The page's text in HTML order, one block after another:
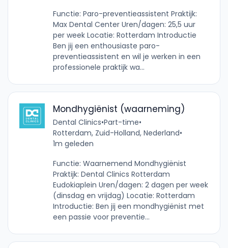
Functie: Paro-preventieassistent Praktijk:
Max Dental Center Uren/dagen: 25,5 uur
per week Locatie: Rotterdam Introductie
Ben jij een enthousiaste paro-
preventieassistent en wil je werken in een
professionele praktijk wa...
Mondhygiënist (waarneming)
Dental Clinics•Part-time•
Rotterdam, Zuid-Holland, Nederland•
1m geleden
Functie: Waarnemend Mondhygiënist
Praktijk: Dental Clinics Rotterdam
Eudokiaplein Uren/dagen: 2 dagen per week
(dinsdag en vrijdag) Locatie: Rotterdam
Introductie: Ben jij een mondhygiënist met
een passie voor preventie...